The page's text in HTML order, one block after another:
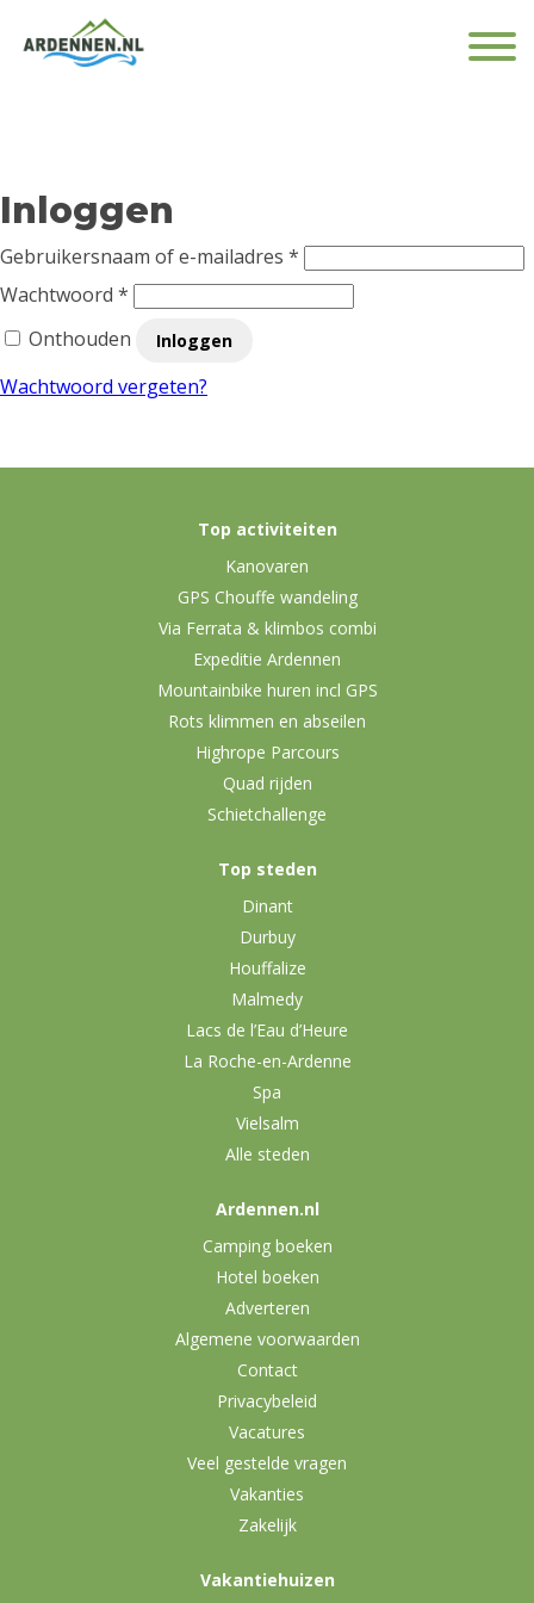
Inloggen
Gebruikersnaam of e-mailadres * Vereist
Wachtwoord * Vereist
Onthouden
Inloggen
Wachtwoord vergeten?
Top activiteiten
Kanovaren
GPS Chouffe wandeling
Via Ferrata & klimbos combi
Expeditie Ardennen
Mountainbike huren incl GPS
Rots klimmen en abseilen
Highrope Parcours
Quad rijden
Schietchallenge
Top steden
Dinant
Durbuy
Houffalize
Malmedy
Lacs de l’Eau d’Heure
La Roche-en-Ardenne
Spa
Vielsalm
Alle steden
Ardennen.nl
Camping boeken
Hotel boeken
Adverteren
Algemene voorwaarden
Contact
Privacybeleid
Vacatures
Veel gestelde vragen
Vakanties
Zakelijk
Vakantiehuizen